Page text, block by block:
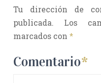
Tu dirección de
publicada.
Los
marcados con *
Comentario*